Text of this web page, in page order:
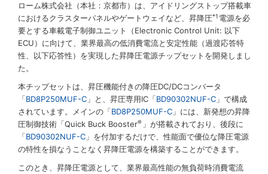
ローム株式会社（本社：京都市）は、アイドリングストップ搭載車
におけるクラスターパネルやゲートウェイなど、昇降圧*1 電源を必
要とする車載電子制御ユニット（Electronic Control Unit: 以下
ECU）に向けて、業界最高の低消費電流と安定性能（過渡応答特
性、以下応答性）を実現した昇降圧電源チップセットを開発しまし
た。
本チップセットは、昇圧機能付きの降圧DC/DCコンバータ
「BD8P250MUF-C 」と、昇圧専用IC「BD90302NUF-C 」で構成
されています。メインの「BD8P250MUF-C 」には、新発想の昇降
圧制御技術「Quick Buck Booster® 」が搭載されており、後段に
「BD90302NUF-C 」を付加するだけで、性能面で優位な降圧電源
の特性を損なうことなく昇降圧電源を構築することができます。
このとき、昇降圧電源として、業界最高性能の無負荷時消費電流